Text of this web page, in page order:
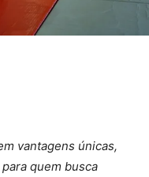
vantagens únicas,
quem busca